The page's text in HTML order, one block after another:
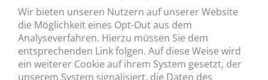
Wir bieten unseren Nutzern auf unserer Website
die Möglichkeit eines Opt-Out aus dem
Analyseverfahren. Hierzu müssen Sie dem
entsprechenden Link folgen. Auf diese Weise wird
ein weiterer Cookie auf ihrem System gesetzt, der
unserem System signalisiert, die Daten des